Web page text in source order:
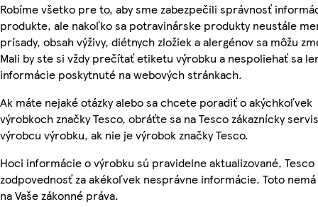
Robíme všetko pre to, aby sme zabezpečili správnosť
produkte, ale nakoľko sa potravinárske produkty neustále
prísady, obsah výživy, diétnych zložiek a alergénov sa môžu
Mali by ste si vždy prečítať etiketu výrobku a nespoliehať sa
informácie poskytnuté na webových stránkach.
Ak máte nejaké otázky alebo sa chcete poradiť o akýchkoľvek
výrobkoch značky Tesco, obráťte sa na Tesco zákaznícky
výrobcu výrobku, ak nie je výrobok značky Tesco.
Hoci informácie o výrobku sú pravidelne aktualizované, Tesco
zodpovednosť za akékoľvek nesprávne informácie. Toto
na Vaše zákonné práva.